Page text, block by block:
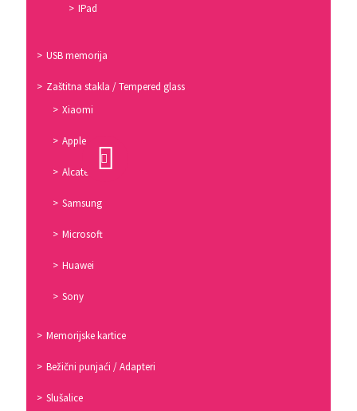
IPad
USB memorija
Zaštitna stakla / Tempered glass
Xiaomi
Apple
Alcatel
Samsung
Microsoft
Huawei
Sony
Memorijske kartice
Bežični punjaći / Adapteri
Slušalice